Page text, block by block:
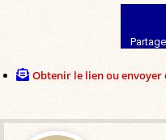
Obtenir le lien ou envoyer